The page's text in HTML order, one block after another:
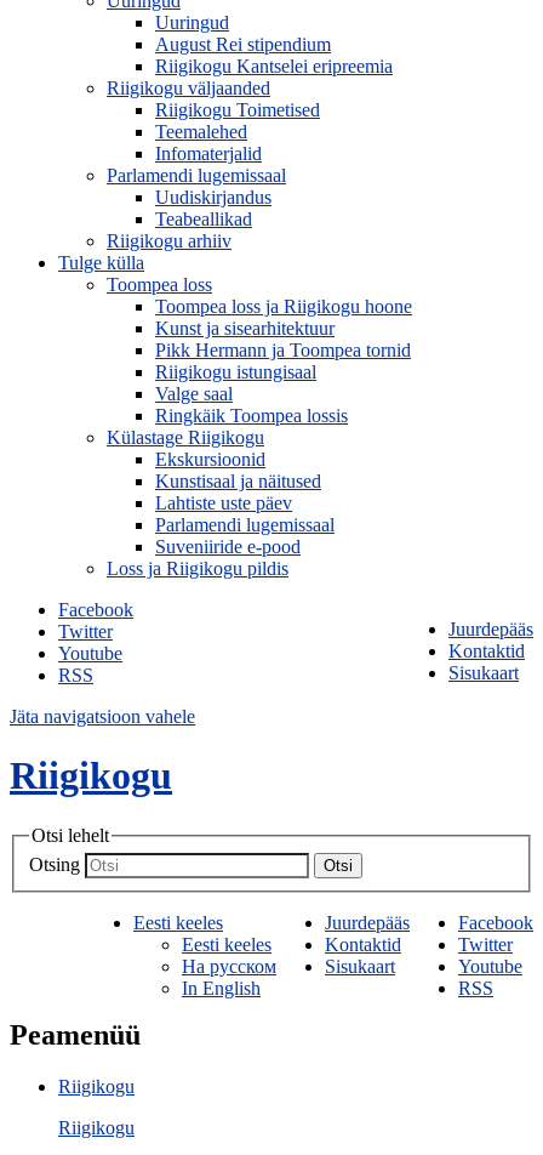
Uuringud
August Rei stipendium
Riigikogu Kantselei eripreemia
Riigikogu väljaanded
Riigikogu Toimetised
Teemalehed
Infomaterjalid
Parlamendi lugemissaal
Uudiskirjandus
Teabeallikad
Riigikogu arhiiv
Tulge külla
Toompea loss
Toompea loss ja Riigikogu hoone
Kunst ja sisearhitektuur
Pikk Hermann ja Toompea tornid
Riigikogu istungisaal
Valge saal
Ringkäik Toompea lossis
Külastage Riigikogu
Ekskursioonid
Kunstisaal ja näitused
Lahtiste uste päev
Parlamendi lugemissaal
Suveniiride e-pood
Loss ja Riigikogu pildis
Juurdepääs
Kontaktid
Sisukaart
Facebook
Twitter
Youtube
RSS
Jäta navigatsioon vahele
Riigikogu
Otsi lehelt
Otsing
Otsi
Facebook
Twitter
Youtube
RSS
Juurdepääs
Kontaktid
Sisukaart
Eesti keeles
Eesti keeles
На русском
In English
Peamenüü
Riigikogu
Riigikogu